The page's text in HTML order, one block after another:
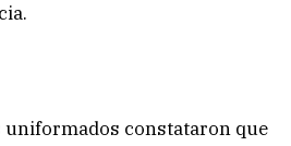
uniformados constataron que